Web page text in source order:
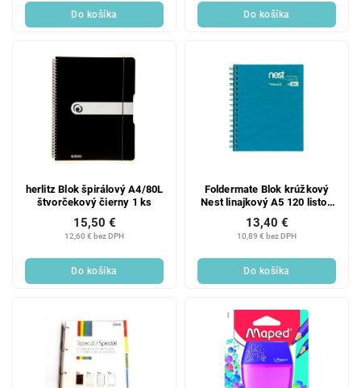
Do košíka Do košíka
herlitz Blok špirálový A4/80L
štvorčekový čierny 1 ks
12,60 € bez DPH
15,50 €
Do košíka
Foldermate Blok krúžkový
Nest linajkový A5 120 listov
10,89 € bez DPH
13,40 €
Do košíka